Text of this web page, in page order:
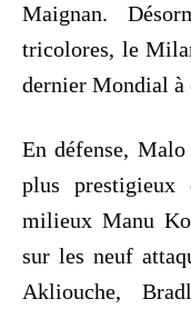
Maignan.
tricolores, le
dernier Mondial à
En défense,
plus
milieux Manu
sur les neuf
Akliouche,